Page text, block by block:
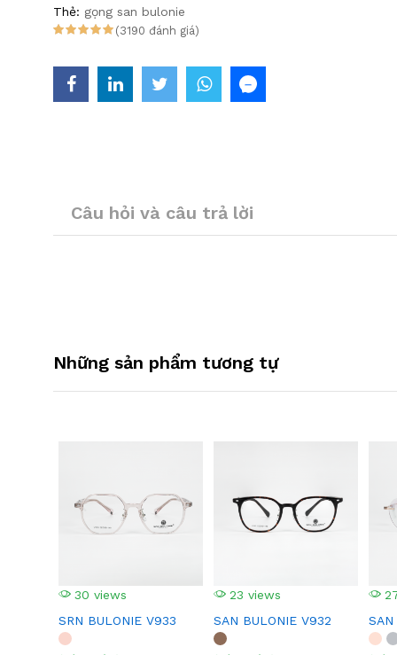
Thẻ: gọng san bulonie
(3190 đánh giá)
Câu hỏi và câu trả lời
Những sản phẩm tương tự
30 views
SRN BULONIE V933
23 views
SAN BULONIE V932